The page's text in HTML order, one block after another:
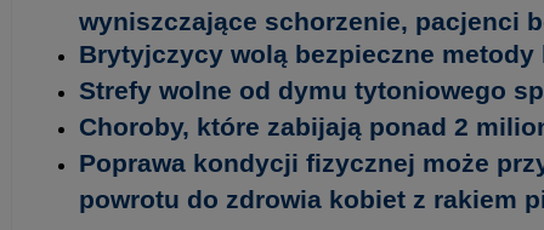
wyniszczające schorzenie, pacjenci
Brytyjczycy wolą bezpieczne metody
Strefy wolne od dymu tytoniowego
Choroby, które zabijają ponad 2
Poprawa kondycji fizycznej może
powrotu do zdrowia kobiet z rakiem